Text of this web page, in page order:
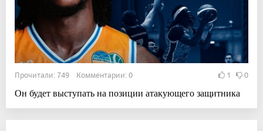
Прочитали: 749 Комментарии: 0 1 0
Он будет выступать на позиции атакующего защитника